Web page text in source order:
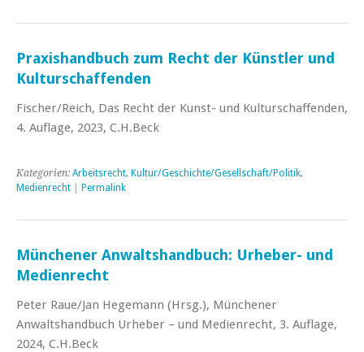
Praxishandbuch zum Recht der Künstler und
Kulturschaffenden
Fischer/Reich, Das Recht der Kunst- und Kulturschaffenden,
4. Auflage, 2023, C.H.Beck
Kategorien: Arbeitsrecht, Kultur/Geschichte/Gesellschaft/Politik,
Medienrecht
Permalink
Münchener Anwaltshandbuch: Urheber- und
Medienrecht
Peter Raue/Jan Hegemann (Hrsg.), Münchener
Anwaltshandbuch Urheber – und Medienrecht, 3. Auflage,
2024, C.H.Beck